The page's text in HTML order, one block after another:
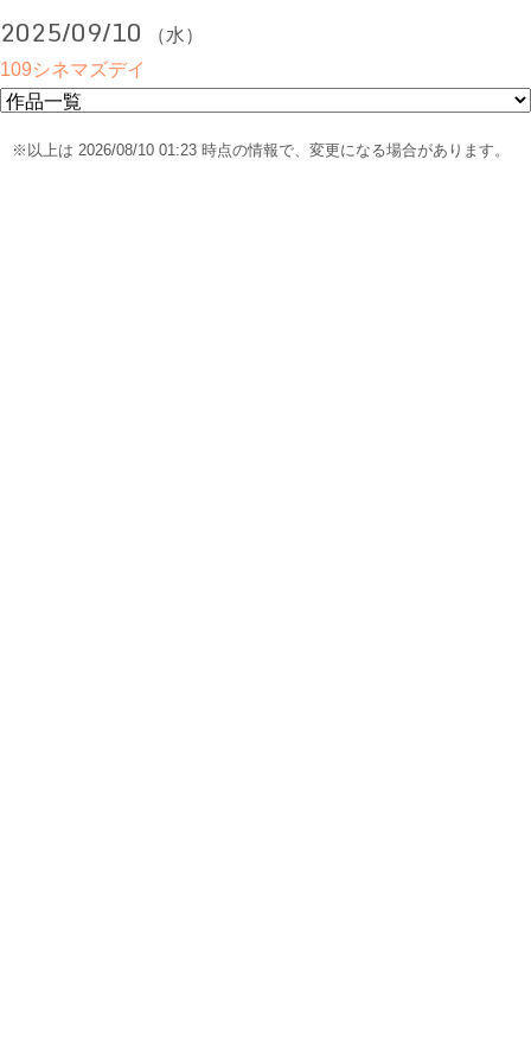
2025/09/10
（水）
109シネマズデイ
※以上は 2026/08/10 01:23 時点の情報で、変更になる場合があります。